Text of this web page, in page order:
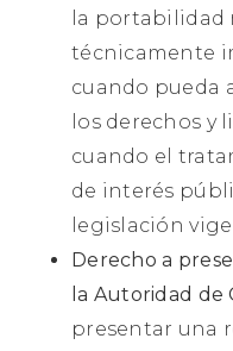
la portabilidad
técnicamente
cuando pueda
los derechos y
cuando el
de interés
legislación
Derecho a
la Autoridad de
presentar una